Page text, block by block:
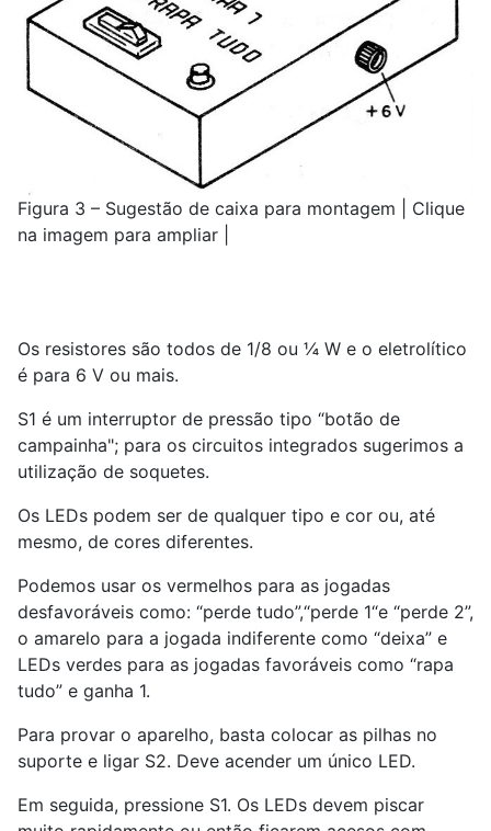
Figura 3 – Sugestão de caixa para montagem | Clique
na imagem para ampliar |
Os resistores são todos de 1/8 ou ¼ W e o eletrolítico
é para 6 V ou mais.
S1 é um interruptor de pressão tipo “botão de
campainha"; para os circuitos integrados sugerimos a
utilização de soquetes.
Os LEDs podem ser de qualquer tipo e cor ou, até
mesmo, de cores diferentes.
Podemos usar os vermelhos para as jogadas
desfavoráveis como: “perde tudo”,“perde 1“e “perde 2”,
o amarelo para a jogada indiferente como “deixa” e
LEDs verdes para as jogadas favoráveis como “rapa
tudo” e ganha 1.
Para provar o aparelho, basta colocar as pilhas no
suporte e ligar S2. Deve acender um único LED.
Em seguida, pressione S1. Os LEDs devem piscar